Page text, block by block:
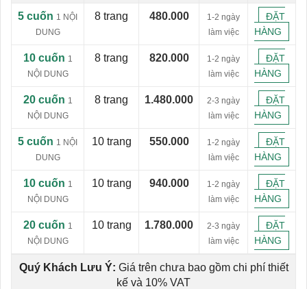
5 cuốn 1 NỘI
DUNG
8 trang 480.000
1-2 ngày
làm việc
ĐẶT
HÀNG
10 cuốn 1
NỘI DUNG
8 trang 820.000
1-2 ngày
làm việc
ĐẶT
HÀNG
20 cuốn 1
NỘI DUNG
8 trang 1.480.000
2-3 ngày
làm việc
ĐẶT
HÀNG
5 cuốn 1 NỘI
DUNG
10 trang 550.000
1-2 ngày
làm việc
ĐẶT
HÀNG
10 cuốn 1
NỘI DUNG
10 trang 940.000
1-2 ngày
làm việc
ĐẶT
HÀNG
20 cuốn 1
NỘI DUNG
10 trang 1.780.000
2-3 ngày
làm việc
ĐẶT
HÀNG
Quý Khách Lưu Ý: Giá trên chưa bao gồm chi phí thiết
kế và 10% VAT